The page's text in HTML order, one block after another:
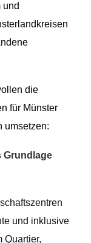
und
die
für Münster
umsetzen:
Grundlage
und inklusive
Quartier,